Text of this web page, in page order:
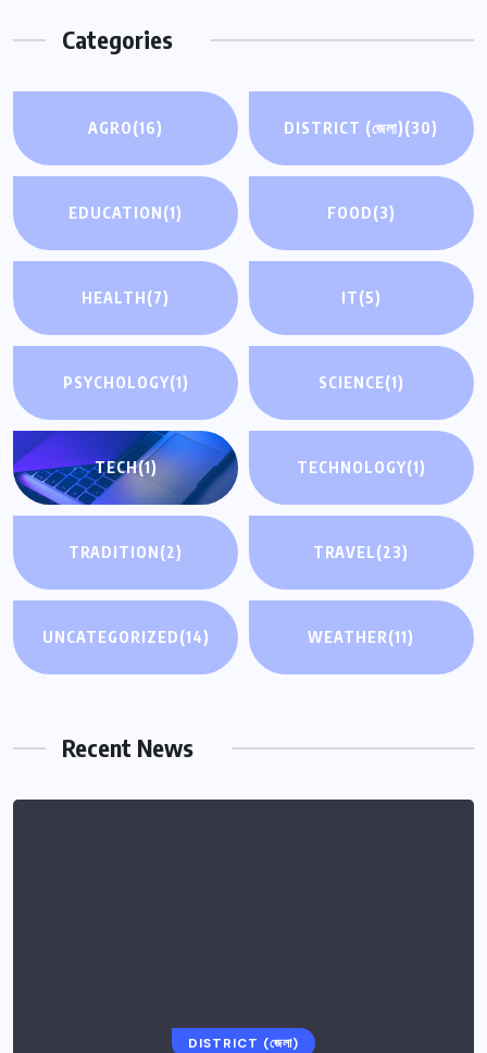
Categories
AGRO(16) DISTRICT (জেলা)(30)
EDUCATION(1) FOOD(3)
HEALTH(7) IT(5)
PSYCHOLOGY(1) SCIENCE(1)
TECH(1) TECHNOLOGY(1)
TRADITION(2) TRAVEL(23)
UNCATEGORIZED(14) WEATHER(11)
Recent News
DISTRICT (জেলা)